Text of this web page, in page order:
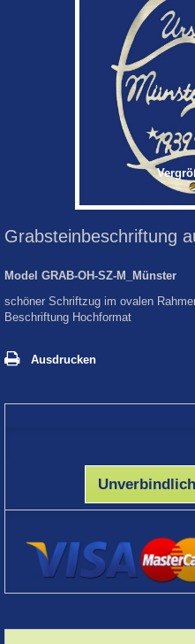
Grabsteinbeschriftung
Model GRAB-OH-SZ-M_Münster
schöner Schriftzug im ovalen
Beschriftung Hochformat
Ausdrucken